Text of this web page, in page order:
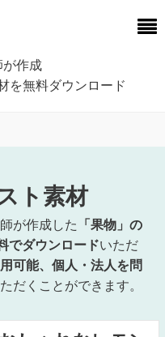
が作成
を無料ダウンロード
ト素材
が作成した
「果物」の
でダウンロードいただ
可能、個人・法人を問
だくことができます。